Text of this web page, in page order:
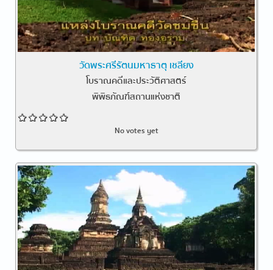
วัดพระศรีรัตนมหาธาตุ เชลียง
โบราณคดีและประวัติศาสตร์
พิพิธภัณฑ์สถานแห่งชาติ
No votes yet